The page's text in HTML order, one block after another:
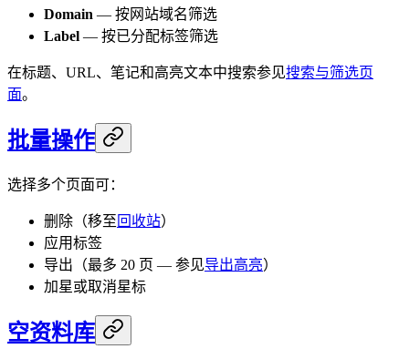
Domain — 按网站域名筛选
Label — 按已分配标签筛选
在标题、URL、笔记和高亮文本中搜索参见搜索与筛选页
面。
批量操作
选择多个页面可：
删除（移至回收站）
应用标签
导出（最多 20 页 — 参见导出高亮）
加星或取消星标
空资料库